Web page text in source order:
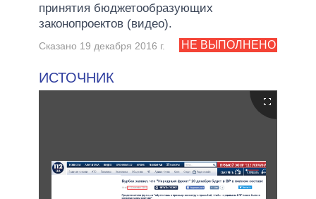
принятия бюджетообразующих
законопроектов (видео).
НЕ ВЫПОЛНЕНО
Сказано 19 декабря 2016 г.
ИСТОЧНИК